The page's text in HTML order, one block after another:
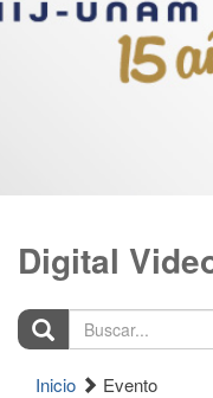
Digital
Buscar...
Inicio Evento